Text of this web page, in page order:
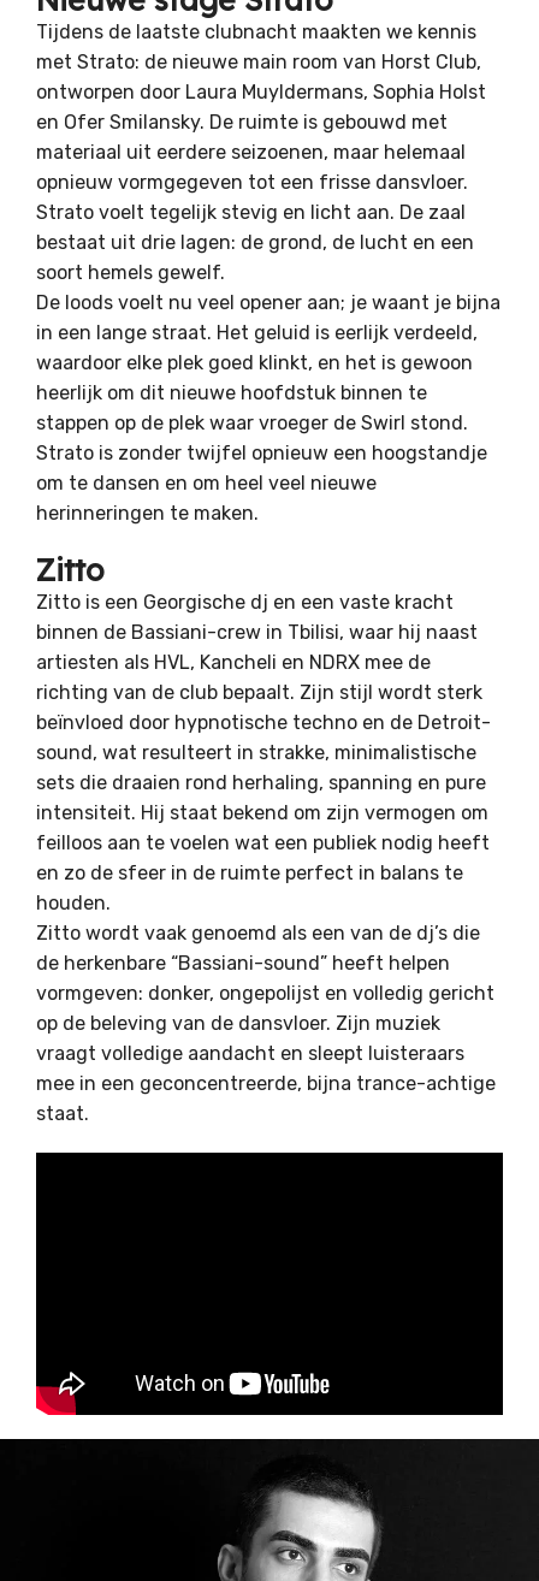
Tijdens de laatste clubnacht maakten we kennis
met Strato: de nieuwe main room van Horst Club,
ontworpen door Laura Muyldermans, Sophia Holst
en Ofer Smilansky. De ruimte is gebouwd met
materiaal uit eerdere seizoenen, maar helemaal
opnieuw vormgegeven tot een frisse dansvloer.
Strato voelt tegelijk stevig en licht aan. De zaal
bestaat uit drie lagen: de grond, de lucht en een
soort hemels gewelf.
De loods voelt nu veel opener aan; je waant je bijna
in een lange straat. Het geluid is eerlijk verdeeld,
waardoor elke plek goed klinkt, en het is gewoon
heerlijk om dit nieuwe hoofdstuk binnen te
stappen op de plek waar vroeger de Swirl stond.
Strato is zonder twijfel opnieuw een hoogstandje
om te dansen en om heel veel nieuwe
herinneringen te maken.
Zitto
Zitto is een Georgische dj en een vaste kracht
binnen de Bassiani-crew in Tbilisi, waar hij naast
artiesten als HVL, Kancheli en NDRX mee de
richting van de club bepaalt. Zijn stijl wordt sterk
beïnvloed door hypnotische techno en de Detroit-
sound, wat resulteert in strakke, minimalistische
sets die draaien rond herhaling, spanning en pure
intensiteit. Hij staat bekend om zijn vermogen om
feilloos aan te voelen wat een publiek nodig heeft
en zo de sfeer in de ruimte perfect in balans te
houden.
Zitto wordt vaak genoemd als een van de dj’s die
de herkenbare “Bassiani-sound” heeft helpen
vormgeven: donker, ongepolijst en volledig gericht
op de beleving van de dansvloer. Zijn muziek
vraagt volledige aandacht en sleept luisteraars
mee in een geconcentreerde, bijna trance-achtige
staat.